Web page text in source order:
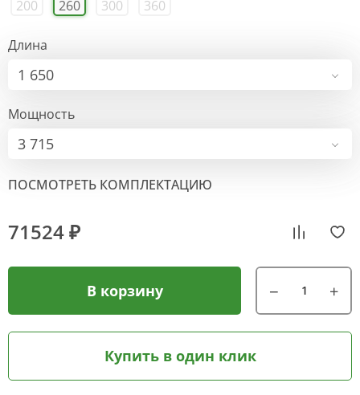
200
260 300 360
Длина
1 650
Мощность
3 715
ПОСМОТРЕТЬ КОМПЛЕКТАЦИЮ
71524 ₽
В корзину
Купить в один клик